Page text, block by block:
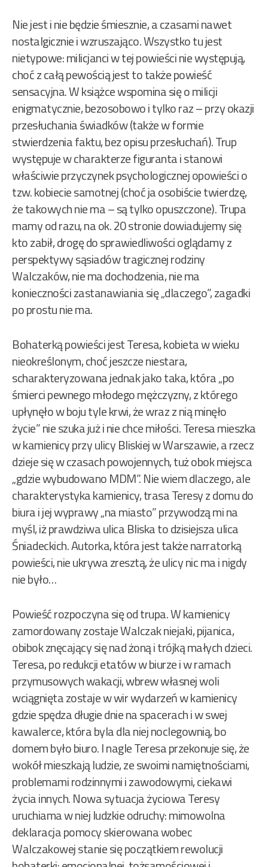
Nie jest i nie będzie śmiesznie, a czasami nawet
nostalgicznie i wzruszająco. Wszystko tu jest
nietypowe: milicjanci w tej powieści nie występują,
choć z całą pewością jest to także powieść
sensacyjna. W książce wspomina się o milicji
enigmatycznie, bezosobowo i tylko raz – przy okazji
przesłuchania świadków (także w formie
stwierdzenia faktu, bez opisu przesłuchań). Trup
występuje w charakterze figuranta i stanowi
właściwie przyczynek psychologicznej opowieści o
tzw. kobiecie samotnej (choć ja osobiście twierdzę,
że takowych nie ma – są tylko opuszczone). Trupa
mamy od razu, na ok. 20 stronie dowiadujemy się
kto zabił, drogę do sprawiedliwości oglądamy z
perspektywy sąsiadów tragicznej rodziny
Walczaków, nie ma dochodzenia, nie ma
konieczności zastanawiania się „dlaczego”, zagadki
po prostu nie ma.
Bohaterką powieści jest Teresa, kobieta w wieku
nieokreślonym, choć jeszcze niestara,
scharakteryzowana jednak jako taka, która „po
śmierci pewnego młodego mężczyzny, z którego
upłynęło w boju tyle krwi, że wraz z nią minęło
życie” nie szuka już i nie chce miłości. Teresa mieszka
w kamienicy przy ulicy Bliskiej w Warszawie, a rzecz
dzieje się w czasach powojennych, tuż obok miejsca
„gdzie wybudowano MDM”. Nie wiem dlaczego, ale
charakterystyka kamienicy, trasa Teresy z domu do
biura i jej wyprawy „na miasto” przywodzą mi na
myśl, iż prawdziwa ulica Bliska to dzisiejsza ulica
Śniadeckich. Autorka, która jest także narratorką
powieści, nie ukrywa zresztą, że ulicy nic ma i nigdy
nie było…
Powieść rozpoczyna się od trupa. W kamienicy
zamordowany zostaje Walczak niejaki, pijanica,
obibok znęcający się nad żoną i trójką małych dzieci.
Teresa, po redukcji etatów w biurze i w ramach
przymusowych wakacji, wbrew własnej woli
wciągnięta zostaje w wir wydarzeń w kamienicy
gdzie spędza długie dnie na spacerach i w swej
kawalerce, która byla dla niej noclegownią, bo
domem było biuro. I nagle Teresa przekonuje się, że
wokół mieszkają ludzie, ze swoimi namiętnościami,
problemami rodzinnymi i zawodowymi, ciekawi
życia innych. Nowa sytuacja życiowa Teresy
uruchiama w niej ludzkie odruchy: mimowolna
deklaracja pomocy skierowana wobec
Walczakowej stanie się początkiem rewolucji